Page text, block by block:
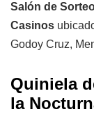
Salón de
Casinos
Godoy Cruz,
Quiniela
la